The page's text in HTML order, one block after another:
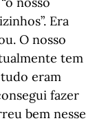
Era
O nosso
tem
eram
fazer
bem nesse